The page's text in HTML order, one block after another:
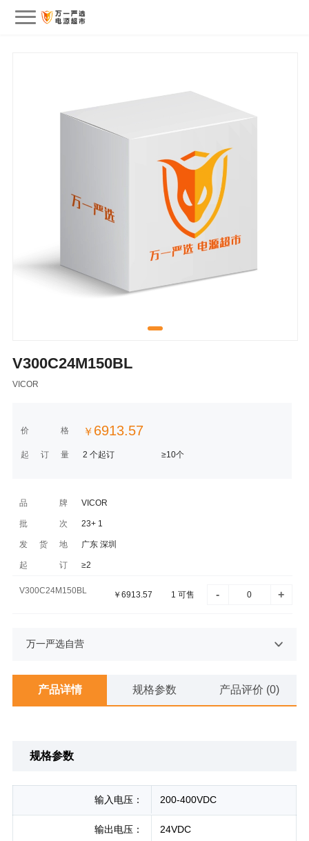
V300C24M150BL
VICOR
价格 ￥ 6913.57
起订量 2 个起订 ≥10个
品牌 VICOR
批次 23+ 1
发货地 广东 深圳
起订 ≥2
V300C24M150BL ￥ 6913.57 1 可售 - +
万一严选自营
产品详情 规格参数 产品评价 (0)
规格参数
输入电压： 200-400VDC
输出电压： 24VDC